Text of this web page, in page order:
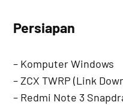
Persiapan
– Komputer Windows
– ZCX TWRP (Link
– Redmi Note 3